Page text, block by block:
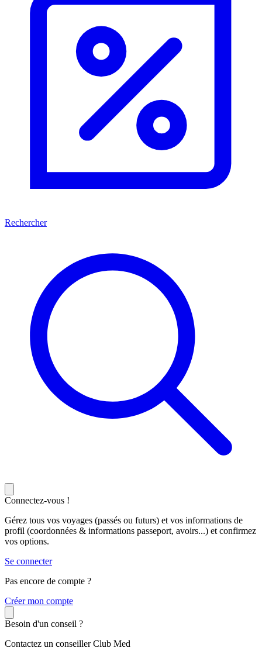
Rechercher
Connectez-vous !
Gérez tous vos voyages (passés ou futurs) et vos informations de
profil (coordonnées & informations passeport, avoirs...) et confirmez
vos options.
Se connecter
Pas encore de compte ?
Créer mon compte
Besoin d'un conseil ?
Contactez un conseiller Club Med